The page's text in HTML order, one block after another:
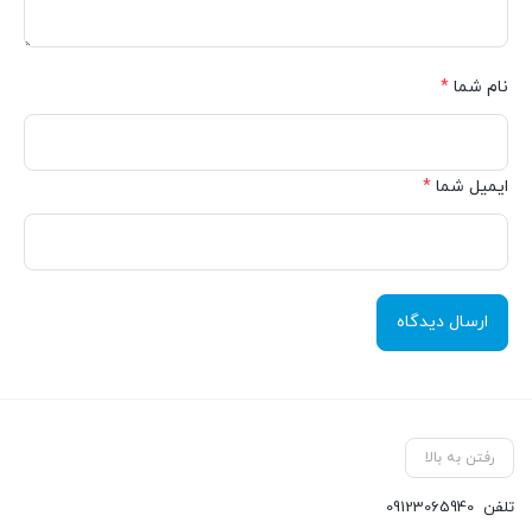
نام شما *
ایمیل شما *
رفتن به بالا
تلفن 09123065940